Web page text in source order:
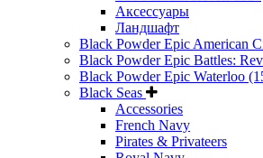
Аксессуары
Ландшафт
Black Powder Epic American
Black Powder Epic Battles:
Black Powder Epic Waterloo
Black Seas
Accessories
French Navy
Pirates & Privateers